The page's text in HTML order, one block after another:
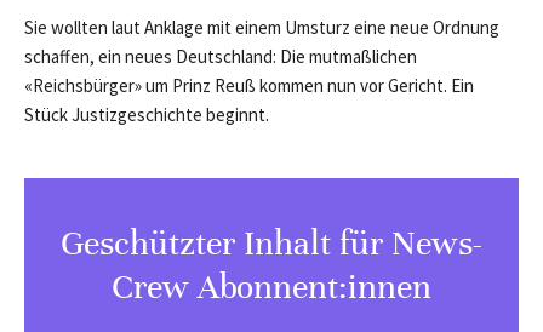
Sie wollten laut Anklage mit einem Umsturz eine neue Ordnung
schaffen, ein neues Deutschland: Die mutmaßlichen
«Reichsbürger» um Prinz Reuß kommen nun vor Gericht. Ein
Stück Justizgeschichte beginnt.
Geschützter Inhalt für News-
Crew Abonnent:innen